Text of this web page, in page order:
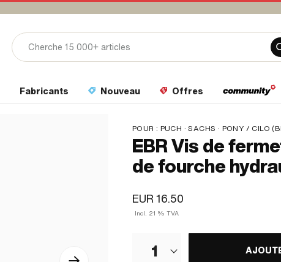
Fabricants Nouveau Offres
POUR : PUCH · SACHS · PONY / CILO (BÊTA
EBR Vis de
de fourche
EUR 16.50
Incl. 21 % TVA
1